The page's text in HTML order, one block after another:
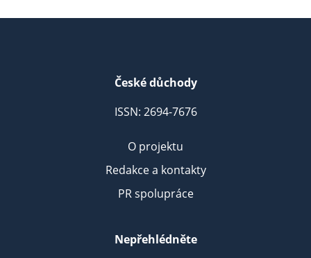
České důchody
ISSN: 2694-7676
O projektu
Redakce a kontakty
PR spolupráce
Nepřehlédněte